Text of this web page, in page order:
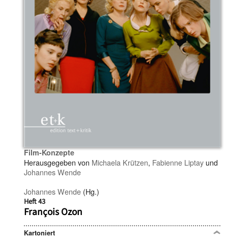
Film-Konzepte
Herausgegeben von Michaela Krützen, Fabienne Liptay und
Johannes Wende
Johannes Wende (Hg.)
Heft 43
François Ozon
Kartoniert